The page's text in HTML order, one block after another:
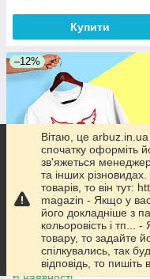
Купити
–12%
Футболка жіноча біла з
принтом "Я люблю Іллю.
Серце з крилами " Push
Вітаю, це
спочатку оформіть
зв'яжеться
та інших
товарів, то він тут:
magazin - Якщо у
його докладніше з
кольоровість і
товару, то задайте
спілкувались, так
відповідь, то